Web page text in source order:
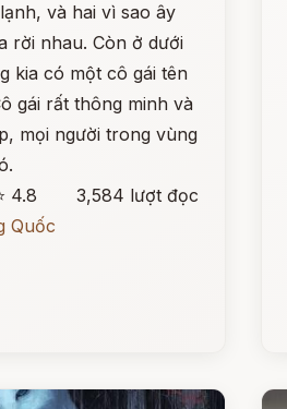
và hai vì sao ây
rời nhau. Còn ở dưới
kia có một cô gái tên
gái rất thông minh và
mọi người trong vùng
4.8
3,584 lượt đọc
Quốc